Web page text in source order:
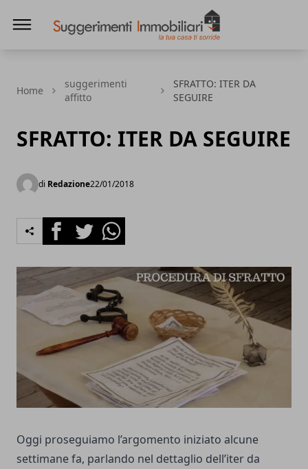
Home
suggerimenti
affitto
SFRATTO: ITER DA
SEGUIRE
SFRATTO: ITER DA SEGUIRE
di Redazione22/01/2018
FacebookTwitterWhatsapp
Oggi proseguiamo l’argomento iniziato alcune
settimane fa, parlando nel dettaglio dell’iter da